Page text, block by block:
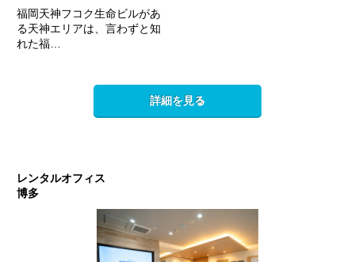
福岡天神フコク生命ビルがあ
る天神エリアは、言わずと知
れた福…
詳細を見る
レンタルオフィス
博多